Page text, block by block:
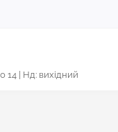
14 | Нд: вихідний